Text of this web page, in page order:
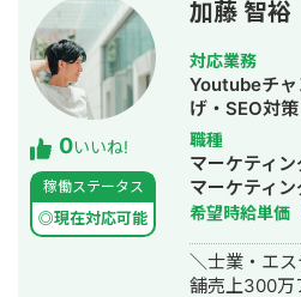
様 ご依頼内
→サイト制作
グ広告運用を実施 ◎商工会・
ィア支援例
壁塗装の窓口」様
ワードで上位
「ガルバリウ
壁」で1位 ・
玉 リフォー
「つくば市
ードでも1位を多数
・高校卒業
0いいね!
稼働ステータス
◎現在対応可能
加藤 智裕
対応業務
Youtubeチャ
げ・SEO対
作・動画編集
職種
マーケティン
マーケティ
希望時給単価
＼士業・エ
舗売上300万アップ／